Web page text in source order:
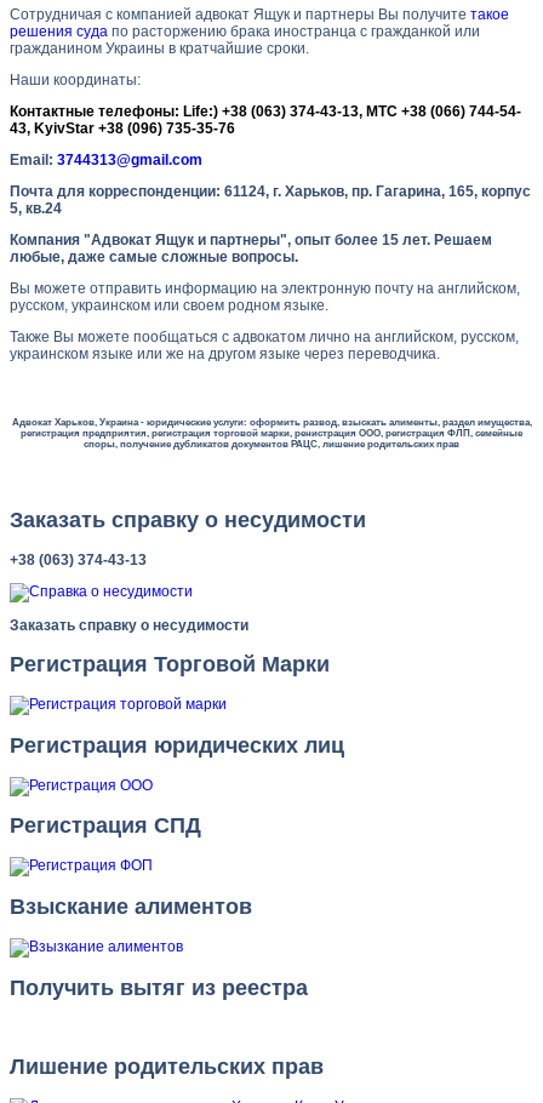
Сотрудничая с компанией адвокат Ящук и партнеры Вы получите такое
решения суда по расторжению брака иностранца с гражданкой или
гражданином Украины в кратчайшие сроки.
Наши координаты:
Контактные телефоны: Life:) +38 (063) 374-43-13, МТС +38 (066) 744-54-
43, KyivStar +38 (096) 735-35-76
Emаil: 3744313@gmail.com
Почта для корреспонденции: 61124, г. Харьков, пр. Гагарина, 165, корпус
5, кв.24
Компания "Адвокат Ящук и партнеры", опыт более 15 лет. Решаем
любые, даже самые сложные вопросы.
Вы можете отправить информацию на электронную почту на английском,
русском, украинском или своем родном языке.
Также Вы можете пообщаться с адвокатом лично на английском, русском,
украинском языке или же на другом языке через переводчика.
Адвокат Харьков, Украина - юридические услуги: оформить развод, взыскать алименты, раздел имущества,
регистрация предприятия, регистрация торговой марки, ренистрация ООО, регистрация ФЛП, семейные
споры, получение дубликатов документов РАЦС, лишение родительских прав
Заказать справку о несудимости
+38 (063) 374-43-13
Заказать справку о несудимости
Регистрация Торговой Марки
Регистрация юридических лиц
Регистрация СПД
Взыскание алиментов
Получить вытяг из реестра
Лишение родительских прав